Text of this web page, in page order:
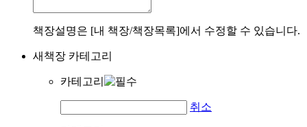
책장설명은 [내 책장/책장목록]에서 수정할 수 있습니다.
새책장 카테고리
카테고리
취소